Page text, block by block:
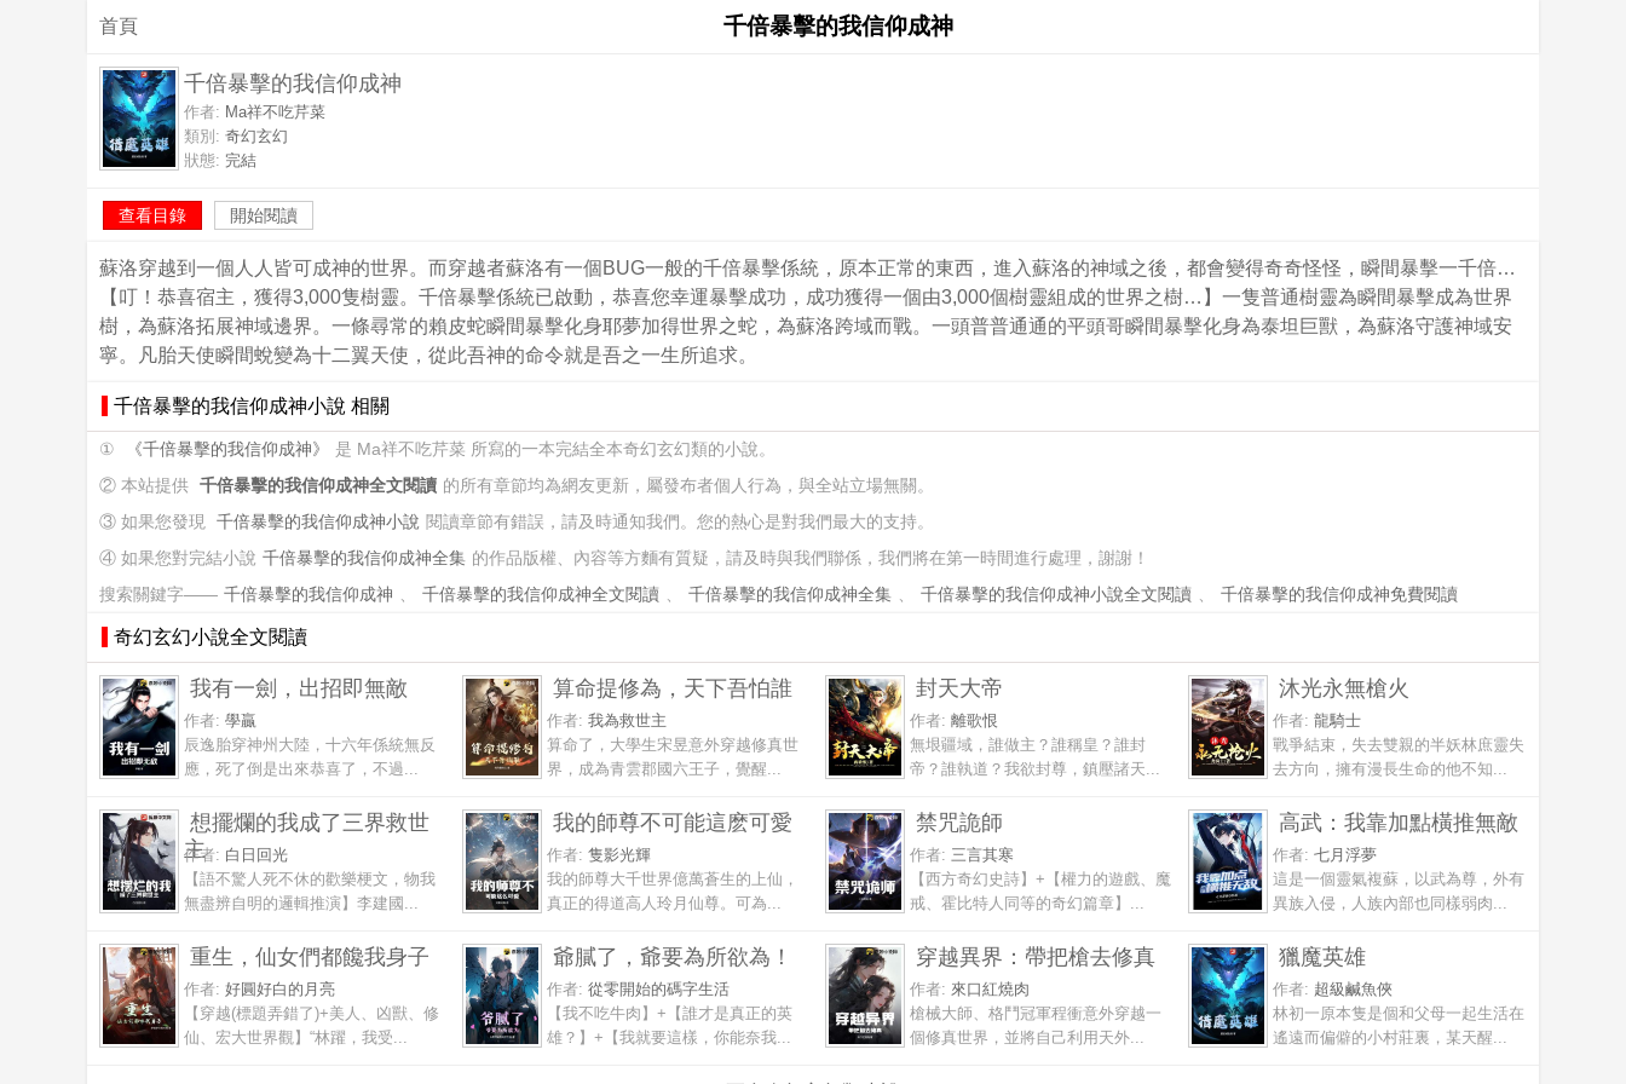
首頁 千倍暴擊的我信仰成神
千倍暴擊的我信仰成神
作者: Ma祥不吃芹菜
類別: 奇幻玄幻
狀態: 完結
查看目錄 開始閱讀
蘇洛穿越到一個人人皆可成神的世界。而穿越者蘇洛有一個BUG一般的千倍暴擊係統，原本正常的東西，進入蘇洛的神域之後，都會變得奇奇怪怪，瞬間暴擊一千倍…
【叮！恭喜宿主，獲得3,000隻樹靈。千倍暴擊係統已啟動，恭喜您幸運暴擊成功，成功獲得一個由3,000個樹靈組成的世界之樹…】一隻普通樹靈為瞬間暴擊成為世界
樹，為蘇洛拓展神域邊界。一條尋常的賴皮蛇瞬間暴擊化身耶夢加得世界之蛇，為蘇洛跨域而戰。一頭普普通通的平頭哥瞬間暴擊化身為泰坦巨獸，為蘇洛守護神域安
寧。凡胎天使瞬間蛻變為十二翼天使，從此吾神的命令就是吾之一生所追求。
千倍暴擊的我信仰成神小說 相關
① 《千倍暴擊的我信仰成神》
是 Ma祥不吃芹菜 所寫的一本完結全本奇幻玄幻類的小說。
② 本站提供 千倍暴擊的我信仰成神全文閱讀 的所有章節均為網友更新，屬發布者個人行為，與全站立場無關。
③ 如果您發現 千倍暴擊的我信仰成神小說 閱讀章節有錯誤，請及時通知我們。您的熱心是對我們最大的支持。
④ 如果您對完結小說 千倍暴擊的我信仰成神全集 的作品版權、內容等方麵有質疑，請及時與我們聯係，我們將在第一時間進行處理，謝謝！
搜索關鍵字—— 千倍暴擊的我信仰成神 、 千倍暴擊的我信仰成神全文閱讀 、 千倍暴擊的我信仰成神全集 、 千倍暴擊的我信仰成神小說全文閱讀 、 千倍暴擊的我信仰成神免費閱讀
奇幻玄幻小說全文閱讀
我有一劍，出招即無敵
作者: 學贏
辰逸胎穿神州大陸，十六年係統無反
應，死了倒是出來恭喜了，不過...
算命提修為，天下吾怕誰
作者: 我為救世主
算命了，大學生宋昱意外穿越修真世
界，成為青雲郡國六王子，覺醒...
封天大帝
作者: 離歌恨
無垠疆域，誰做主？誰稱皇？誰封
帝？誰執道？我欲封尊，鎮壓諸天...
沐光永無槍火
作者: 龍騎士
戰爭結束，失去雙親的半妖林庶靈失
去方向，擁有漫長生命的他不知...
想擺爛的我成了三界救世
主
作者: 白日回光
【語不驚人死不休的歡樂梗文，物我
無盡辨自明的邏輯推演】李建國...
我的師尊不可能這麽可愛
作者: 隻影光輝
我的師尊大千世界億萬蒼生的上仙，
真正的得道高人玲月仙尊。可為...
禁咒詭師
作者: 三言其寒
【西方奇幻史詩】+【權力的遊戲、魔
戒、霍比特人同等的奇幻篇章】...
高武：我靠加點橫推無敵
作者: 七月浮夢
這是一個靈氣複蘇，以武為尊，外有
異族入侵，人族內部也同樣弱肉...
重生，仙女們都饞我身子
作者: 好圓好白的月亮
【穿越(標題弄錯了)+美人、凶獸、修
仙、宏大世界觀】“林躍，我受...
爺膩了，爺要為所欲為！
作者: 從零開始的碼字生活
【我不吃牛肉】+【誰才是真正的英
雄？】+【我就要這樣，你能奈我...
穿越異界：帶把槍去修真
作者: 來口紅燒肉
槍械大師、格鬥冠軍程衝意外穿越一
個修真世界，並將自己利用天外...
獵魔英雄
作者: 超級鹹魚俠
林初一原本隻是個和父母一起生活在
遙遠而偏僻的小村莊裏，某天醒...